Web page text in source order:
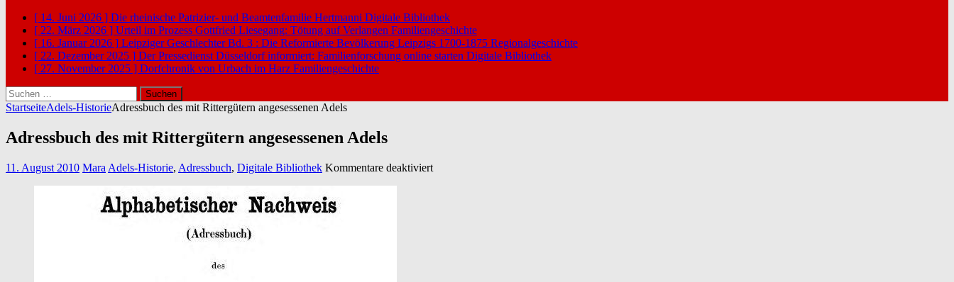
[ 14. Juni 2026 ] Die rheinische Patrizier- und Beamtenfamilie Hertmanni Digitale Bibliothek
[ 22. März 2026 ] Urteil im Prozess Gottfried Liesegang: Tötung auf Verlangen Familiengeschichte
[ 16. Januar 2026 ] Leipziger Geschlechter Bd. 3 : Die Reformierte Bevölkerung Leipzigs 1700-1875 Regionalgeschichte
[ 22. Dezember 2025 ] Der Pressedienst Düsseldorf informiert: Familienforschung online starten Digitale Bibliothek
[ 27. November 2025 ] Dorfchronik von Urbach im Harz Familiengeschichte
Suchen
nach:
StartseiteAdels-HistorieAdressbuch des mit Rittergütern angesessenen Adels
Adressbuch des mit Rittergütern angesessenen Adels
11. August 2010 Mara Adels-Historie, Adressbuch, Digitale Bibliothek Kommentare deaktiviertfür